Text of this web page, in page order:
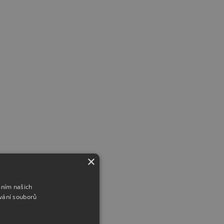
×
našich
souborů